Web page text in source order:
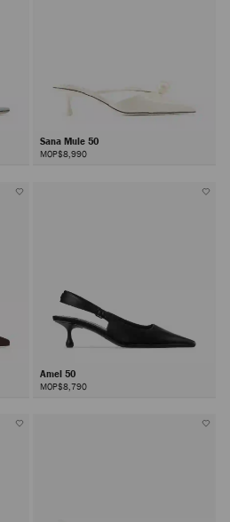
Sana Mule 50
MOP$8,990
Amel 50
MOP$8,790